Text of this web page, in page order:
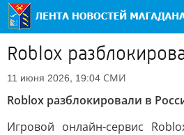
Roblox
11 июня 2026, 19:04 СМИ
Roblox разблокировали в
Игровой онлайн-сервис